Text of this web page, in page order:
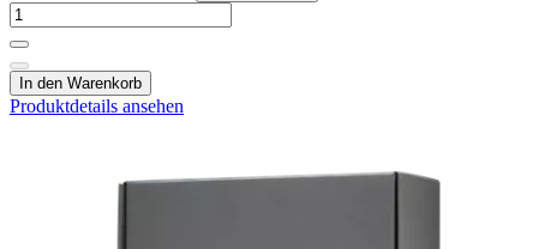
In den Warenkorb
Produktdetails ansehen